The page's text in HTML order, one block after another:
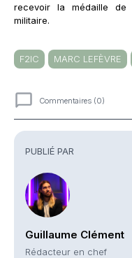
PUBLIÉ PAR
Guillaume Clément
Rédacteur en chef
recevoir la médaille
militaire.
F2IC MARC LEFÈVRE
Commentaires (0)